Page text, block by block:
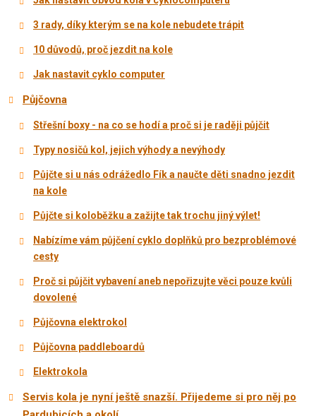
3 rady, díky kterým se na kole nebudete trápit
10 důvodů, proč jezdit na kole
Jak nastavit cyklo computer
Půjčovna
Střešní boxy - na co se hodí a proč si je raději půjčit
Typy nosičů kol, jejich výhody a nevýhody
Půjčte si u nás odrážedlo Fík a naučte děti snadno jezdit
na kole
Půjčte si koloběžku a zažijte tak trochu jiný výlet!
Nabízíme vám půjčení cyklo doplňků pro bezproblémové
cesty
Proč si půjčit vybavení aneb nepořizujte věci pouze kvůli
dovolené
Půjčovna elektrokol
Půjčovna paddleboardů
Elektrokola
Servis kola je nyní ještě snazší. Přijedeme si pro něj po